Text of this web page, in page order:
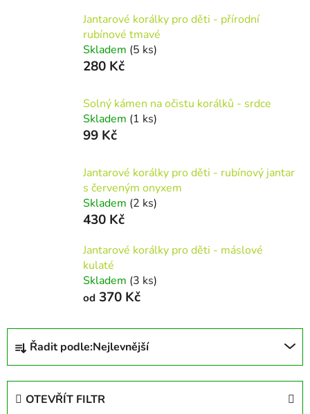
Jantarové korálky pro děti - přírodní
rubínové tmavé
Skladem (5 ks)
280 Kč
Solný kámen na očistu korálků - srdce
Skladem (1 ks)
99 Kč
Jantarové korálky pro děti - rubínový jantar
s červeným onyxem
Skladem (2 ks)
430 Kč
Jantarové korálky pro děti - máslové
kulaté
Skladem (3 ks)
od 370 Kč
Ř
z
Řadit podle:Nejlevnější
OTEVŘÍT FILTR